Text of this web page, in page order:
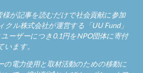
が記事を読むだけで社会貢献に参加
クル株式会社が運営する「UU Fund」
ーザーにつき0.1円をNPO団体に寄付
ます。
の電力使用と取材活動のための移動に